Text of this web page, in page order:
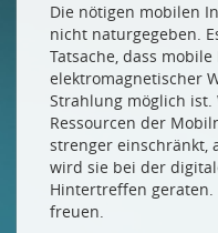
Die nötigen mobilen
nicht naturgegeben.
Tatsache, dass
elektromagnetischer
Strahlung möglich ist.
Ressourcen der
strenger einschränkt,
wird sie bei der
Hintertreffen
freuen.